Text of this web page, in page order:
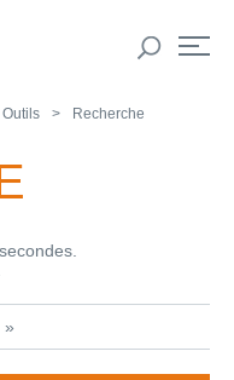
Outils Recherche
»